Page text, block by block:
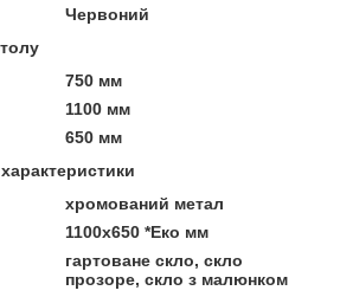
Червоний
750 мм
1100 мм
650 мм
хромований метал
1100х650 *Еко мм
гартоване скло, скло
прозоре, скло з малюнком